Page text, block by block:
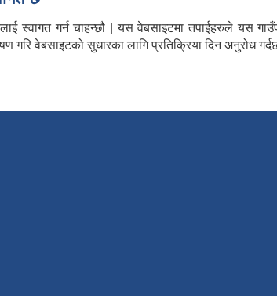
स्वागत गर्न चाहन्छौ | यस वेबसाइटमा तपाईहरुले यस
वेबसाइटको सुधारका लागि प्रतिक्रिया दिन अनुरोध